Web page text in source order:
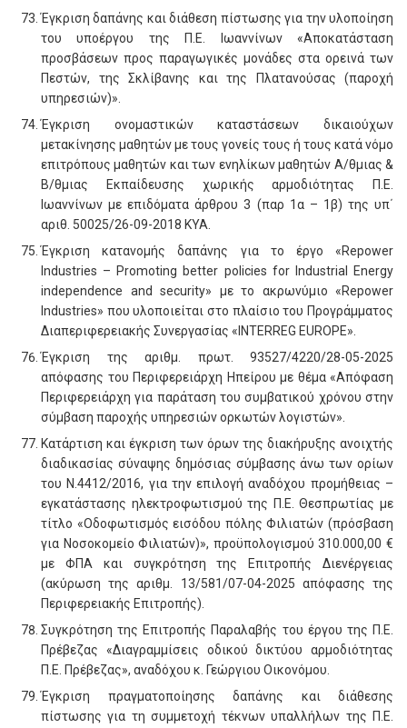
Έγκριση δαπάνης και διάθεση πίστωσης για την υλοποίηση
του υποέργου της Π.Ε. Ιωαννίνων «Αποκατάσταση
προσβάσεων προς παραγωγικές μονάδες στα ορεινά των
Πεστών, της Σκλίβανης και της Πλατανούσας (παροχή
υπηρεσιών)».
Έγκριση ονομαστικών καταστάσεων δικαιούχων
μετακίνησης μαθητών με τους γονείς τους ή τους κατά νόμο
επιτρόπους μαθητών και των ενηλίκων μαθητών Α/θμιας &
Β/θμιας Εκπαίδευσης χωρικής αρμοδιότητας Π.Ε.
Ιωαννίνων με επιδόματα άρθρου 3 (παρ 1α – 1β) της υπ΄
αριθ. 50025/26-09-2018 ΚΥΑ.
Έγκριση κατανομής δαπάνης για το έργο «Repower
Industries – Promoting better policies for Industrial Energy
independence and security» με το ακρωνύμιο «Repower
Industries» που υλοποιείται στο πλαίσιο του Προγράμματος
Διαπεριφερειακής Συνεργασίας «INTERREG EUROPE».
Έγκριση της αριθμ. πρωτ. 93527/4220/28-05-2025
απόφασης του Περιφερειάρχη Ηπείρου με θέμα «Απόφαση
Περιφερειάρχη για παράταση του συμβατικού χρόνου στην
σύμβαση παροχής υπηρεσιών ορκωτών λογιστών».
Κατάρτιση και έγκριση των όρων της διακήρυξης ανοιχτής
διαδικασίας σύναψης δημόσιας σύμβασης άνω των ορίων
του Ν.4412/2016, για την επιλογή αναδόχου προμήθειας –
εγκατάστασης ηλεκτροφωτισμού της Π.Ε. Θεσπρωτίας με
τίτλο «Οδοφωτισμός εισόδου πόλης Φιλιατών (πρόσβαση
για Νοσοκομείο Φιλιατών)», προϋπολογισμού 310.000,00 €
με ΦΠΑ και συγκρότηση της Επιτροπής Διενέργειας
(ακύρωση της αριθμ. 13/581/07-04-2025 απόφασης της
Περιφερειακής Επιτροπής).
Συγκρότηση της Επιτροπής Παραλαβής του έργου της Π.Ε.
Πρέβεζας «Διαγραμμίσεις οδικού δικτύου αρμοδιότητας
Π.Ε. Πρέβεζας», αναδόχου κ. Γεώργιου Οικονόμου.
Έγκριση πραγματοποίησης δαπάνης και διάθεσης
πίστωσης για τη συμμετοχή τέκνων υπαλλήλων της Π.Ε.